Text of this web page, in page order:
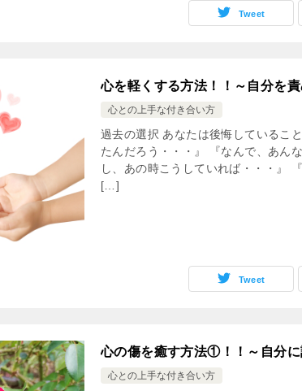
Tweet
心を軽くする方法！！～自分を責
心との上手な付き合い方
過去の選択 あなたは後悔しているこ
たんだろう・・・』 『なんで、あん
し、あの時こうしていれば・・・』
[…]
Tweet
心の傷を癒す方法①！！～自分に
心との上手な付き合い方